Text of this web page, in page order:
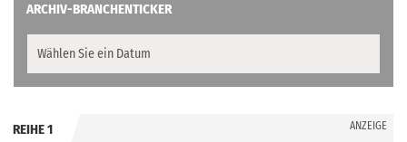
ARCHIV-BRANCHENTICKER
REIHE 1 ANZEIGE